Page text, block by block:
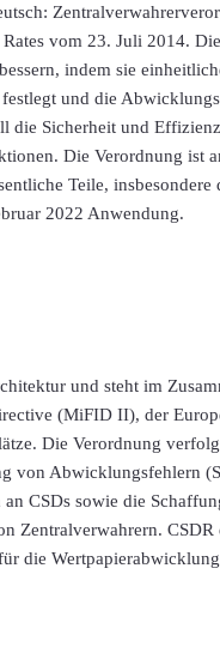
vom 23. Juli 2014.
indem sie
und die
die Sicherheit und
Die Verordnung ist
Teile,
2022 Anwendung.
und steht im
(MiFID II), der
Die Verordnung
von Abwicklungsfehlern
CSDs sowie die
Zentralverwahrern.
die